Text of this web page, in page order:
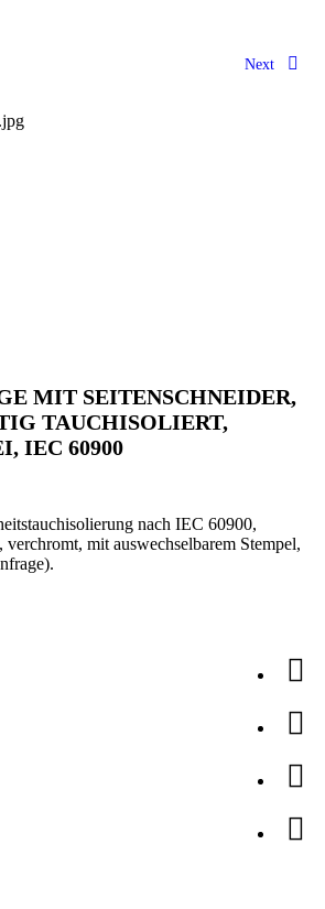
Next
MIT SEITENSCHNEIDER,
TAUCHISOLIERT,
IEC 60900
nach IEC 60900,
verchromt, mit auswechselbarem Stempel,